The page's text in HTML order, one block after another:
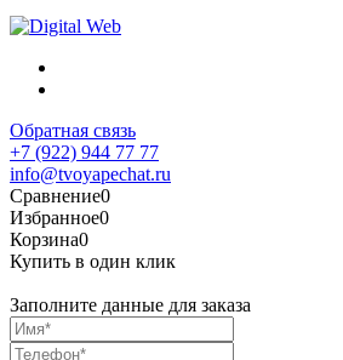
Обратная связь
+7 (922) 944 77 77
info@tvoyapechat.ru
Сравнение0
Избранное0
Корзина0
Купить в один клик
Заполните данные для заказа